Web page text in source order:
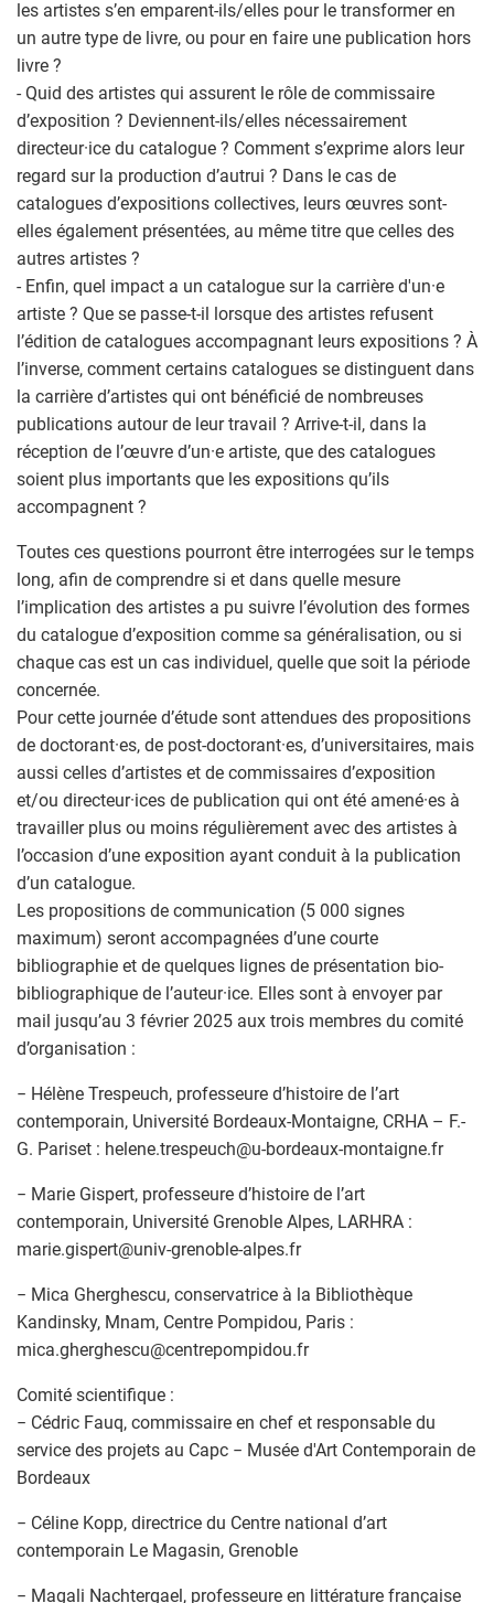
les artistes s’en emparent-ils/elles pour le transformer en
un autre type de livre, ou pour en faire une publication hors
livre ?
- Quid des artistes qui assurent le rôle de commissaire
d’exposition ? Deviennent-ils/elles nécessairement
directeur·ice du catalogue ? Comment s’exprime alors leur
regard sur la production d’autrui ? Dans le cas de
catalogues d’expositions collectives, leurs œuvres sont-
elles également présentées, au même titre que celles des
autres artistes ?
- Enfin, quel impact a un catalogue sur la carrière d'un·e
artiste ? Que se passe-t-il lorsque des artistes refusent
l’édition de catalogues accompagnant leurs expositions ? À
l’inverse, comment certains catalogues se distinguent dans
la carrière d’artistes qui ont bénéficié de nombreuses
publications autour de leur travail ? Arrive-t-il, dans la
réception de l’œuvre d’un·e artiste, que des catalogues
soient plus importants que les expositions qu’ils
accompagnent ?
Toutes ces questions pourront être interrogées sur le temps
long, afin de comprendre si et dans quelle mesure
l’implication des artistes a pu suivre l’évolution des formes
du catalogue d’exposition comme sa généralisation, ou si
chaque cas est un cas individuel, quelle que soit la période
concernée.
Pour cette journée d’étude sont attendues des propositions
de doctorant·es, de post-doctorant·es, d’universitaires, mais
aussi celles d’artistes et de commissaires d’exposition
et/ou directeur·ices de publication qui ont été amené·es à
travailler plus ou moins régulièrement avec des artistes à
l’occasion d’une exposition ayant conduit à la publication
d’un catalogue.
Les propositions de communication (5 000 signes
maximum) seront accompagnées d’une courte
bibliographie et de quelques lignes de présentation bio-
bibliographique de l’auteur·ice. Elles sont à envoyer par
mail jusqu’au 3 février 2025 aux trois membres du comité
d’organisation :
− Hélène Trespeuch, professeure d’histoire de l’art
contemporain, Université Bordeaux-Montaigne, CRHA – F.-
G. Pariset : helene.trespeuch@u-bordeaux-montaigne.fr
− Marie Gispert, professeure d’histoire de l’art
contemporain, Université Grenoble Alpes, LARHRA :
marie.gispert@univ-grenoble-alpes.fr
− Mica Gherghescu, conservatrice à la Bibliothèque
Kandinsky, Mnam, Centre Pompidou, Paris :
mica.gherghescu@centrepompidou.fr
Comité scientifique :
− Cédric Fauq, commissaire en chef et responsable du
service des projets au Capc − Musée d'Art Contemporain de
Bordeaux
− Céline Kopp, directrice du Centre national d’art
contemporain Le Magasin, Grenoble
− Magali Nachtergael, professeure en littérature française